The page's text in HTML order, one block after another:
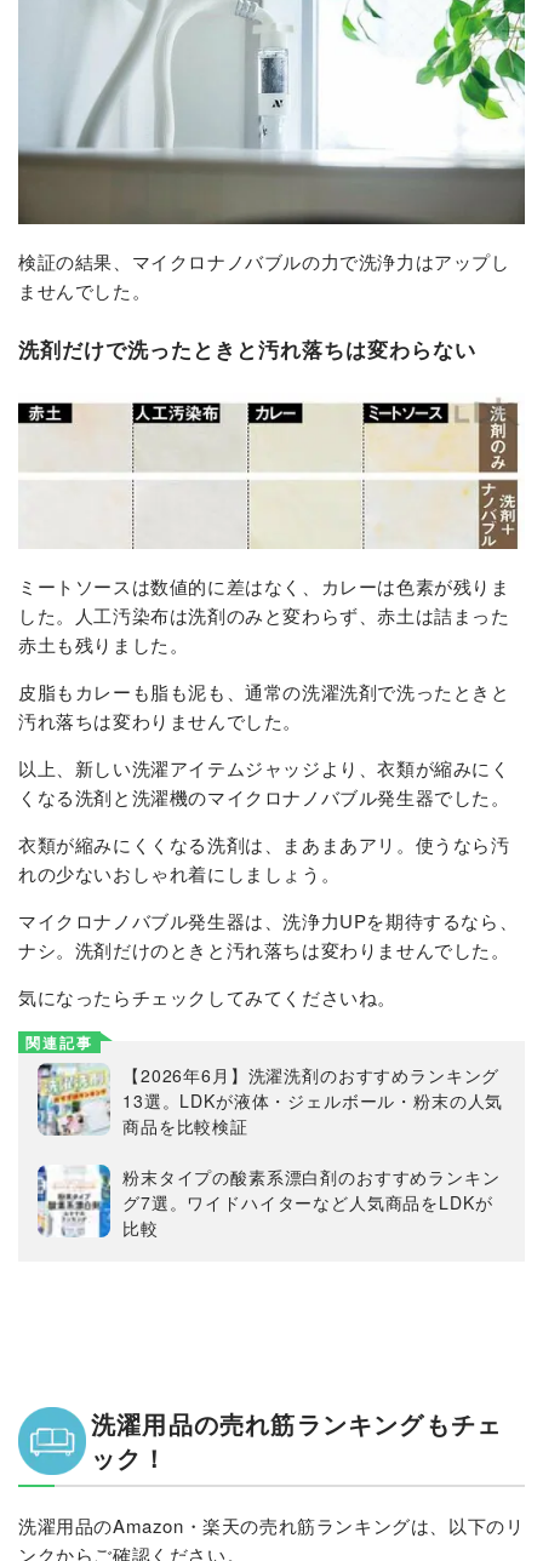
検証の結果、マイクロナノバブルの力で洗浄力はアップし
ませんでした。
洗剤だけで洗ったときと汚れ落ちは変わらない
ミートソースは数値的に差はなく、カレーは色素が残りま
した。人工汚染布は洗剤のみと変わらず、赤土は詰まった
赤土も残りました。
皮脂もカレーも脂も泥も、通常の洗濯洗剤で洗ったときと
汚れ落ちは変わりませんでした。
以上、新しい洗濯アイテムジャッジより、衣類が縮みにく
くなる洗剤と洗濯機のマイクロナノバブル発生器でした。
衣類が縮みにくくなる洗剤は、まあまあアリ。使うなら汚
れの少ないおしゃれ着にしましょう。
マイクロナノバブル発生器は、洗浄力UPを期待するなら、
ナシ。洗剤だけのときと汚れ落ちは変わりませんでした。
気になったらチェックしてみてくださいね。
関連記事
【2026年6月】洗濯洗剤のおすすめランキング
13選。LDKが液体・ジェルボール・粉末の人気
商品を比較検証
粉末タイプの酸素系漂白剤のおすすめランキン
グ7選。ワイドハイターなど人気商品をLDKが
比較
洗濯用品の売れ筋ランキングもチェ
ック！
洗濯用品のAmazon・楽天の売れ筋ランキングは、以下のリ
ンクからご確認ください。